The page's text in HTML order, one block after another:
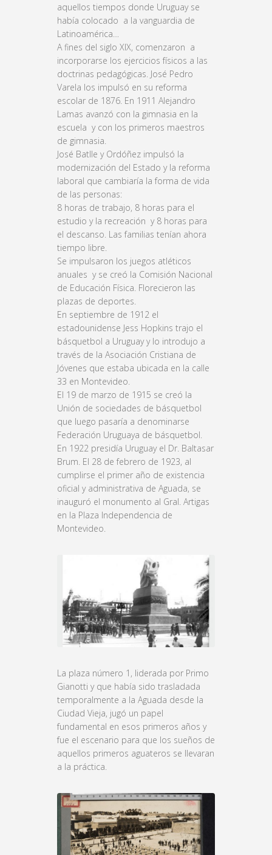
aquellos tiempos donde Uruguay se
había colocado a la vanguardia de
Latinoamérica…
A fines del siglo XIX, comenzaron a
incorporarse los ejercicios físicos a las
doctrinas pedagógicas. José Pedro
Varela los impulsó en su reforma
escolar de 1876. En 1911 Alejandro
Lamas avanzó con la gimnasia en la
escuela y con los primeros maestros
de gimnasia.
José Batlle y Ordóñez impulsó la
modernización del Estado y la reforma
laboral que cambiaría la forma de vida
de las personas:
8 horas de trabajo, 8 horas para el
estudio y la recreación y 8 horas para
el descanso. Las familias tenían ahora
tiempo libre.
Se impulsaron los juegos atléticos
anuales y se creó la Comisión Nacional
de Educación Física. Florecieron las
plazas de deportes.
En septiembre de 1912 el
estadounidense Jess Hopkins trajo el
básquetbol a Uruguay y lo introdujo a
través de la Asociación Cristiana de
Jóvenes que estaba ubicada en la calle
33 en Montevideo.
El 19 de marzo de 1915 se creó la
Unión de sociedades de básquetbol
que luego pasaría a denominarse
Federación Uruguaya de básquetbol.
En 1922 presidía Uruguay el Dr. Baltasar
Brum. El 28 de febrero de 1923, al
cumplirse el primer año de existencia
oficial y administrativa de Aguada, se
inauguró el monumento al Gral. Artigas
en la Plaza Independencia de
Montevideo.
La plaza número 1, liderada por Primo
Gianotti y que había sido trasladada
temporalmente a la Aguada desde la
Ciudad Vieja, jugó un papel
fundamental en esos primeros años y
fue el escenario para que los sueños de
aquellos primeros aguateros se llevaran
a la práctica.